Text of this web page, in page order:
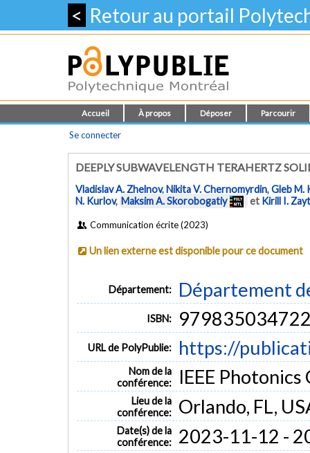
< Retour au portail
Accueil À propos Déposer Parcourir
Se connecter
DEEPLY SUBWAVELENGTH TERAHERTZ
Vladislav A. Zhelnov,Nikita V. Chernomyrdin,Gleb M.
N. Kurlov, Maksim A. Skorobogatiy et Kirill I.
Communication écrite (2023)
Un lien externe est disponible pour ce document
Département: Département
ISBN:
URL de PolyPublie: https://
Nom de la
conférence:
IEEE
Lieu de la
conférence:
Orlando, FL,
Date(s) de la
conférence:
2023-11-12 -